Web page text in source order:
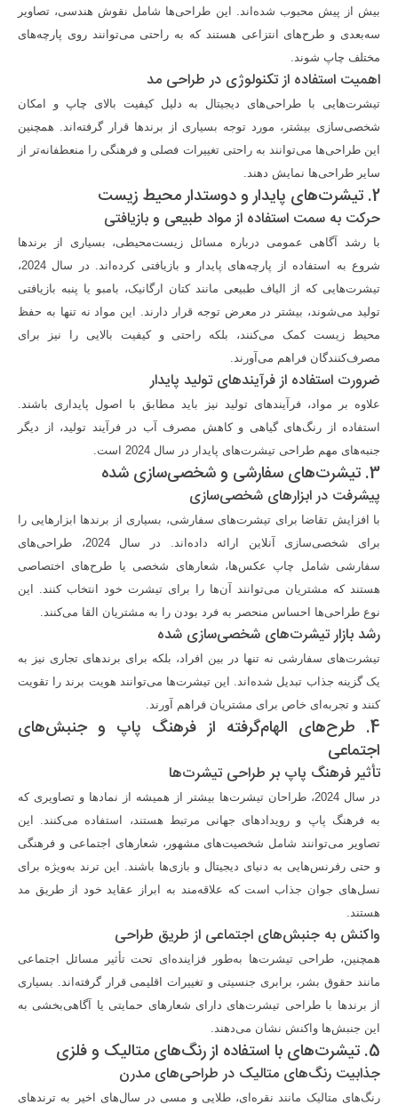
بیش از پیش محبوب شده‌اند. این طراحی‌ها شامل نقوش هندسی، تصاویر
سه‌بعدی و طرح‌های انتزاعی هستند که به راحتی می‌توانند روی پارچه‌های
مختلف چاپ شوند.
اهمیت استفاده از تکنولوژی در طراحی مد
تیشرت‌هایی با طراحی‌های دیجیتال به دلیل کیفیت بالای چاپ و امکان
شخصی‌سازی بیشتر، مورد توجه بسیاری از برندها قرار گرفته‌اند. همچنین
این طراحی‌ها می‌توانند به راحتی تغییرات فصلی و فرهنگی را منعطفانه‌تر از
سایر طراحی‌ها نمایش دهند.
2. تیشرت‌های پایدار و دوستدار محیط زیست
حرکت به سمت استفاده از مواد طبیعی و بازیافتی
با رشد آگاهی عمومی درباره مسائل زیست‌محیطی، بسیاری از برندها
شروع به استفاده از پارچه‌های پایدار و بازیافتی کرده‌اند. در سال 2024،
تیشرت‌هایی که از الیاف طبیعی مانند کتان ارگانیک، بامبو یا پنبه بازیافتی
تولید می‌شوند، بیشتر در معرض توجه قرار دارند. این مواد نه تنها به حفظ
محیط زیست کمک می‌کنند، بلکه راحتی و کیفیت بالایی را نیز برای
مصرف‌کنندگان فراهم می‌آورند.
ضرورت استفاده از فرآیندهای تولید پایدار
علاوه بر مواد، فرآیندهای تولید نیز باید مطابق با اصول پایداری باشند.
استفاده از رنگ‌های گیاهی و کاهش مصرف آب در فرآیند تولید، از دیگر
جنبه‌های مهم طراحی تیشرت‌های پایدار در سال 2024 است.
3. تیشرت‌های سفارشی و شخصی‌سازی شده
پیشرفت در ابزارهای شخصی‌سازی
با افزایش تقاضا برای تیشرت‌های سفارشی، بسیاری از برندها ابزارهایی را
برای شخصی‌سازی آنلاین ارائه داده‌اند. در سال 2024، طراحی‌های
سفارشی شامل چاپ عکس‌ها، شعارهای شخصی یا طرح‌های اختصاصی
هستند که مشتریان می‌توانند آن‌ها را برای تیشرت خود انتخاب کنند. این
نوع طراحی‌ها احساس منحصر به فرد بودن را به مشتریان القا می‌کنند.
رشد بازار تیشرت‌های شخصی‌سازی شده
تیشرت‌های سفارشی نه تنها در بین افراد، بلکه برای برندهای تجاری نیز به
یک گزینه جذاب تبدیل شده‌اند. این تیشرت‌ها می‌توانند هویت برند را تقویت
کنند و تجربه‌ای خاص برای مشتریان فراهم آورند.
4. طرح‌های الهام‌گرفته از فرهنگ پاپ و جنبش‌های
اجتماعی
تأثیر فرهنگ پاپ بر طراحی تیشرت‌ها
در سال 2024، طراحان تیشرت‌ها بیشتر از همیشه از نمادها و تصاویری که
به فرهنگ پاپ و رویدادهای جهانی مرتبط هستند، استفاده می‌کنند. این
تصاویر می‌توانند شامل شخصیت‌های مشهور، شعارهای اجتماعی و فرهنگی
و حتی رفرنس‌هایی به دنیای دیجیتال و بازی‌ها باشند. این ترند به‌ویژه برای
نسل‌های جوان جذاب است که علاقه‌مند به ابراز عقاید خود از طریق مد
هستند.
واکنش به جنبش‌های اجتماعی از طریق طراحی
همچنین، طراحی تیشرت‌ها به‌طور فزاینده‌ای تحت تأثیر مسائل اجتماعی
مانند حقوق بشر، برابری جنسیتی و تغییرات اقلیمی قرار گرفته‌اند. بسیاری
از برندها با طراحی تیشرت‌های دارای شعارهای حمایتی یا آگاهی‌بخشی به
این جنبش‌ها واکنش نشان می‌دهند.
5. تیشرت‌های با استفاده از رنگ‌های متالیک و فلزی
جذابیت رنگ‌های متالیک در طراحی‌های مدرن
رنگ‌های متالیک مانند نقره‌ای، طلایی و مسی در سال‌های اخیر به ترندهای